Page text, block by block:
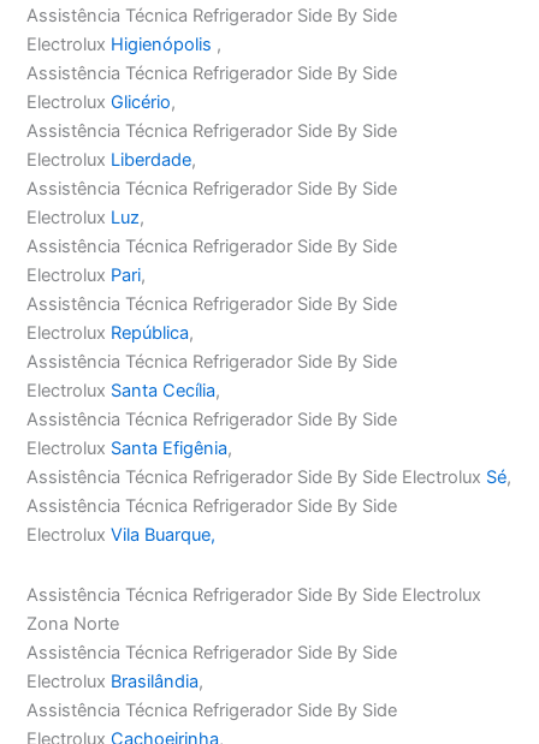
Assistência Técnica Refrigerador Side By Side
Electrolux Higienópolis ,
Assistência Técnica Refrigerador Side By Side
ElectroluxGlicério,
Assistência Técnica Refrigerador Side By Side
Electrolux Liberdade,
Assistência Técnica Refrigerador Side By Side
Electrolux Luz,
Assistência Técnica Refrigerador Side By Side
Electrolux Pari,
Assistência Técnica Refrigerador Side By Side
Electrolux República,
Assistência Técnica Refrigerador Side By Side
Electrolux Santa Cecília,
Assistência Técnica Refrigerador Side By Side
Electrolux Santa Efigênia,
Assistência Técnica Refrigerador Side By Side Electrolux Sé,
Assistência Técnica Refrigerador Side By Side
ElectroluxVila Buarque,
Assistência Técnica Refrigerador Side By Side Electrolux
Zona Norte
Assistência Técnica Refrigerador Side By Side
Electrolux Brasilândia,
Assistência Técnica Refrigerador Side By Side
ElectroluxCachoeirinha,